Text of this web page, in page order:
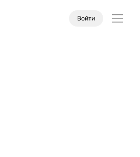
Войти